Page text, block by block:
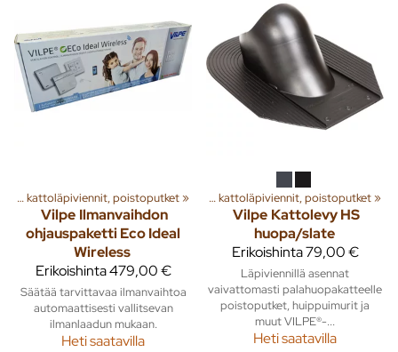
Huippuimurit, kattoläpiviennit, poistoputket‪»
Vilpe Ilmanvaihdon
ohjauspaketti Eco Ideal
Wireless
Erikoishinta479,00 €
Säätää tarvittavaa ilmanvaihtoa
automaattisesti vallitsevan
ilmanlaadun mukaan.
Heti saatavilla
Rakenna ‪» Ilmanvaihto‪» Huippuimurit, kattoläpiviennit, poistoputket‪»
Vilpe Kattolevy HS
huopa/slate
Erikoishinta79,00 €
Läpiviennillä asennat
vaivattomasti palahuopakatteelle
poistoputket, huippuimurit ja
muut VILPE®-...
Heti saatavilla